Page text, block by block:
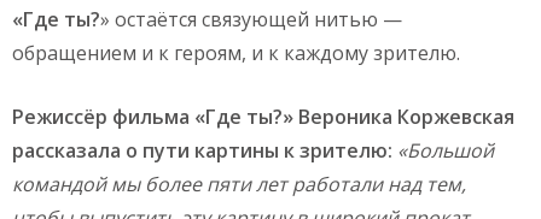
«Где ты?» остаётся связующей нитью —
обращением и к героям, и к каждому зрителю.
Режиссёр фильма «Где ты?» Вероника Коржевская
рассказала о пути картины к зрителю: «Большой
командой мы более пяти лет работали над тем,